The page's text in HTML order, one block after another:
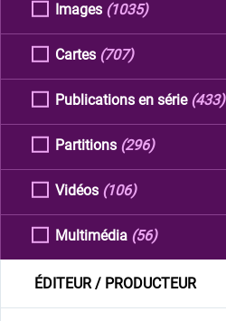
Images (1035)
Cartes (707)
Publications en série (433)
Partitions (296)
Vidéos (106)
Multimédia (56)
ÉDITEUR / PRODUCTEUR